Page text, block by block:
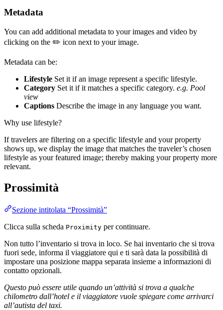
Metadata
You can add additional metadata to your images and video by
clicking on the ✏️ icon next to your image.
Metadata can be:
Lifestyle Set it if an image represent a specific lifestyle.
Category Set it if it matches a specific category. e.g. Pool
view
Captions Describe the image in any language you want.
Why use lifestyle?
If travelers are filtering on a specific lifestyle and your property
shows up, we display the image that matches the traveler’s chosen
lifestyle as your featured image; thereby making your property more
relevant.
Prossimità
Sezione intitolata “Prossimità”
Clicca sulla scheda Proximity per continuare.
Non tutto l’inventario si trova in loco. Se hai inventario che si trova
fuori sede, informa il viaggiatore qui e ti sarà data la possibilità di
impostare una posizione mappa separata insieme a informazioni di
contatto opzionali.
Questo può essere utile quando un’attività si trova a qualche
chilometro dall’hotel e il viaggiatore vuole spiegare come arrivarci
all’autista del taxi.